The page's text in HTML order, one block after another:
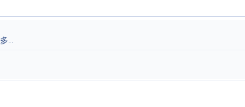
...